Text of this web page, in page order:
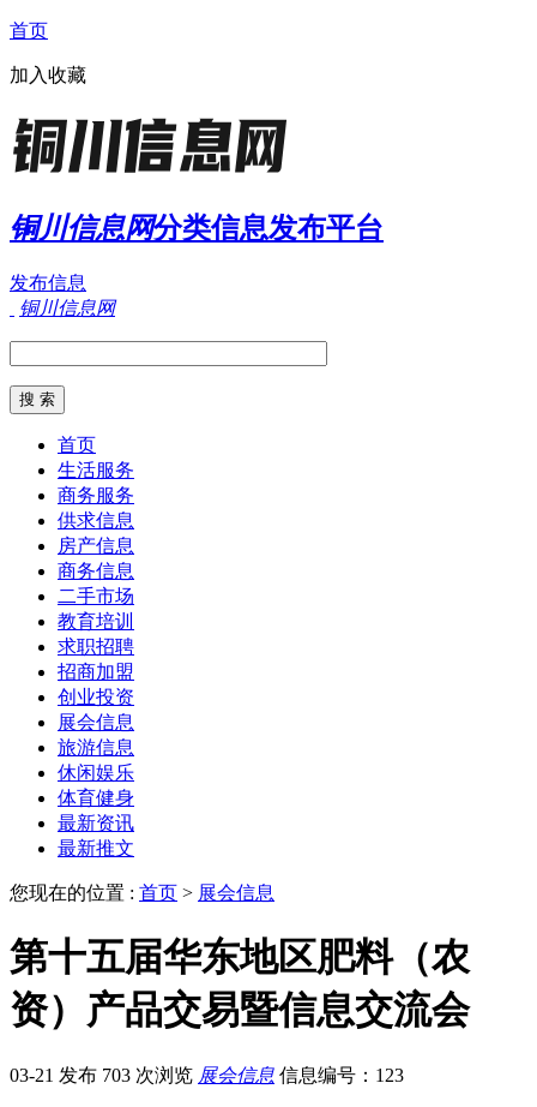
首页
加入收藏
铜川信息网分类信息发布平台
发布信息
铜川信息网
首页
生活服务
商务服务
供求信息
房产信息
商务信息
二手市场
教育培训
求职招聘
招商加盟
创业投资
展会信息
旅游信息
休闲娱乐
体育健身
最新资讯
最新推文
您现在的位置 : 首页 > 展会信息
第十五届华东地区肥料（农
资）产品交易暨信息交流会
03-21 发布 703 次浏览 展会信息 信息编号：123